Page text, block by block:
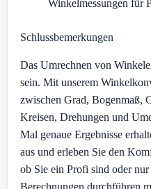
Winkelmessungen für
Schlussbemerkungen
Das Umrechnen von
sein. Mit unserem
zwischen Grad, Bogenmaß,
Kreisen, Drehungen und
Mal genaue Ergebnisse
aus und erleben Sie den
ob Sie ein Profi sind oder
Berechnungen durchführen